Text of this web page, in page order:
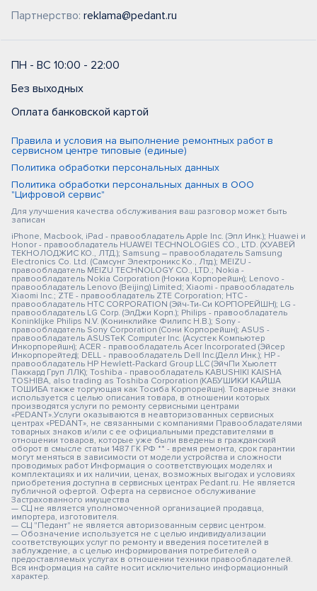
Партнерство: reklama@pedant.ru
ПН - ВС 10:00 - 22:00
Без выходных
Оплата банковской картой
Правила и условия на выполнение ремонтных работ в
сервисном центре типовые (единые)
Политика обработки персональных данных
Политика обработки персональных данных в ООО
"Цифровой сервис"
Для улучшения качества обслуживания ваш разговор может быть
записан
iPhone, Macbook, iPad - правообладатель Apple Inc. (Эпл Инк.); Huawei и
Honor - правообладатель HUAWEI TECHNOLOGIES CO., LTD. (ХУАВЕЙ
ТЕКНОЛОДЖИС КО., ЛТД.); Samsung – правообладатель Samsung
Electronics Co. Ltd. (Самсунг Электроникс Ко., Лтд.); MEIZU -
правообладатель MEIZU TECHNOLOGY CO., LTD.; Nokia -
правообладатель Nokia Corporation (Нокиа Корпорейшн); Lenovo -
правообладатель Lenovo (Beijing) Limited; Xiaomi - правообладатель
Xiaomi Inc.; ZTE - правообладатель ZTE Corporation; HTC -
правообладатель HTC CORPORATION (Эйч-Ти-Си КОРПОРЕЙШН); LG -
правообладатель LG Corp. (ЭлДжи Корп.); Philips - правообладатель
Koninklijke Philips N.V. (Конинклийке Филипс Н.В.); Sony -
правообладатель Sony Corporation (Сони Корпорейшн); ASUS -
правообладатель ASUSTeK Computer Inc. (Асустек Компьютер
Инкорпорейшн); ACER - правообладатель Acer Incorporated (Эйсер
Инкорпорейтед); DELL - правообладатель Dell Inc.(Делл Инк.); HP -
правообладатель HP Hewlett-Packard Group LLC (ЭйчПи Хьюлетт
Паккард Груп ЛЛК); Toshiba - правообладатель KABUSHIKI KAISHA
TOSHIBA, also trading as Toshiba Corporation (КАБУШИКИ КАЙША
ТОШИБА также торгующая как Тосиба Корпорейшн). Товарные знаки
используется с целью описания товара, в отношении которых
производятся услуги по ремонту сервисными центрами
«PEDANT».Услуги оказываются в неавторизованных сервисных
центрах «PEDANT», не связанными с компаниями Правообладателями
товарных знаков и/или с ее официальными представителями в
отношении товаров, которые уже были введены в гражданский
оборот в смысле статьи 1487 ГК РФ ** - время ремонта, срок гарантии
могут меняться в зависимости от модели устройства и сложности
проводимых работ Информация о соответствующих моделях и
комплектациях и их наличии, ценах, возможных выгодах и условиях
приобретения доступна в сервисных центрах Pedant.ru. Не является
публичной офертой. Оферта на сервисное обслуживание
Застрахованного имущества
— СЦ не является уполномоченной организацией продавца,
импортера, изготовителя.
— СЦ "Педант" не является авторизованным сервис центром.
— Обозначение используется не с целью индивидуализации
соответствующих услуг по ремонту и введения посетителей в
заблуждение, а с целью информирования потребителей о
предоставляемых услугах в отношении техники правообладателей.
Вся информация на сайте носит исключительно информационный
характер.